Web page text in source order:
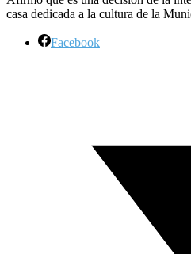
casa dedicada a la cultura de la
Facebook